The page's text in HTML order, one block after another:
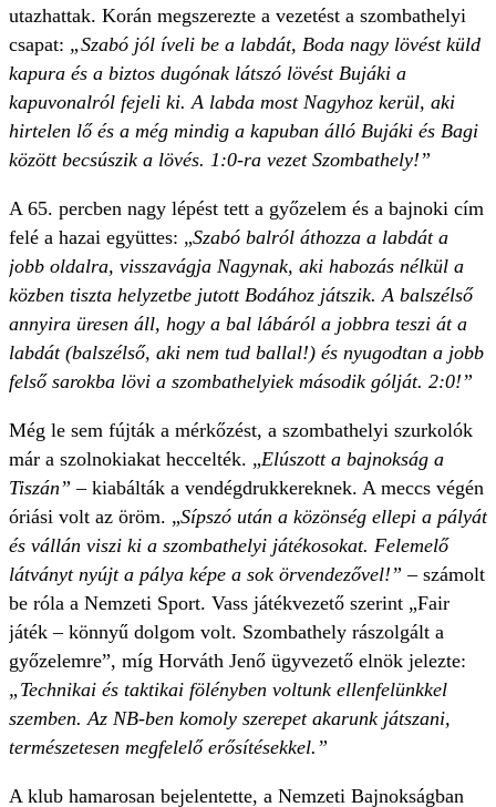
utazhattak. Korán megszerezte a vezetést a szombathelyi
csapat: „Szabó jól íveli be a labdát, Boda nagy lövést küld
kapura és a biztos dugónak látszó lövést Bujáki a
kapuvonalról fejeli ki. A labda most Nagyhoz kerül, aki
hirtelen lő és a még mindig a kapuban álló Bujáki és Bagi
között becsúszik a lövés. 1:0-ra vezet Szombathely!”
A 65. percben nagy lépést tett a győzelem és a bajnoki cím
felé a hazai együttes: „Szabó balról áthozza a labdát a
jobb­ oldalra, visszavágja Nagynak, aki habozás nélkül a
közben tiszta helyzetbe jutott Bodához játszik. A balszélső
annyira üresen áll, hogy a bal lábáról a jobbra teszi át a
labdát (balszélső, aki nem tud ballal!) és nyugodtan a jobb
felső sarokba lövi a szombathelyiek második gólját. 2:0!”
Még le sem fújták a mérkőzést, a szombathelyi szurkolók
már a szolnokiakat heccelték. „Elúszott a bajnokság a
Tiszán”– kiabálták a vendégdrukkereknek. A meccs végén
óriási volt az öröm. „Sípszó után a közönség ellepi a pályát
és vállán viszi ki a szombathelyi játékosokat. Felemelő
látványt nyújt a pálya képe a sok örvendezővel!” – számolt
be róla a Nemzeti Sport. Vass játékvezető szerint „Fair
játék – könnyű dolgom volt. Szombathely rászolgált a
győzelemre”, míg Horváth Jenő ügyvezető elnök jelezte:
„Technikai és taktikai fölényben voltunk ellenfelünk­kel
szemben. Az NB-ben komoly szerepet akarunk játszani,
természete­sen megfelelő erősítésekkel.”
A klub hamarosan bejelentette, a Nemzeti Bajnokságban